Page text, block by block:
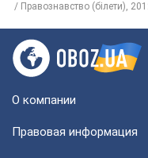
Правознавство (білети),
О компании
Правовая информация